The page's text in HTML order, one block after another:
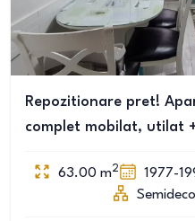
Repozitionare pret!
complet mobilat, utilat
63.00 m2 1977-